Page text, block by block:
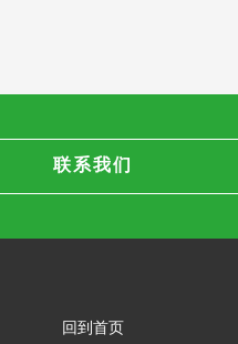
联系我们
回到首页